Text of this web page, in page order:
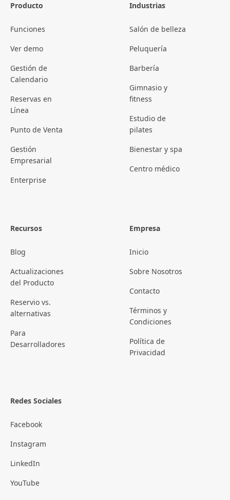
Producto
Funciones
Ver demo
Gestión de
Calendario
Reservas en
Línea
Punto de Venta
Gestión
Empresarial
Enterprise
Industrias
Salón de belleza
Peluquería
Barbería
Gimnasio y
fitness
Estudio de
pilates
Bienestar y spa
Centro médico
Recursos
Blog
Actualizaciones
del Producto
Reservio vs.
alternativas
Para
Desarrolladores
Empresa
Inicio
Sobre Nosotros
Contacto
Términos y
Condiciones
Política de
Privacidad
Redes Sociales
Facebook
Instagram
LinkedIn
YouTube